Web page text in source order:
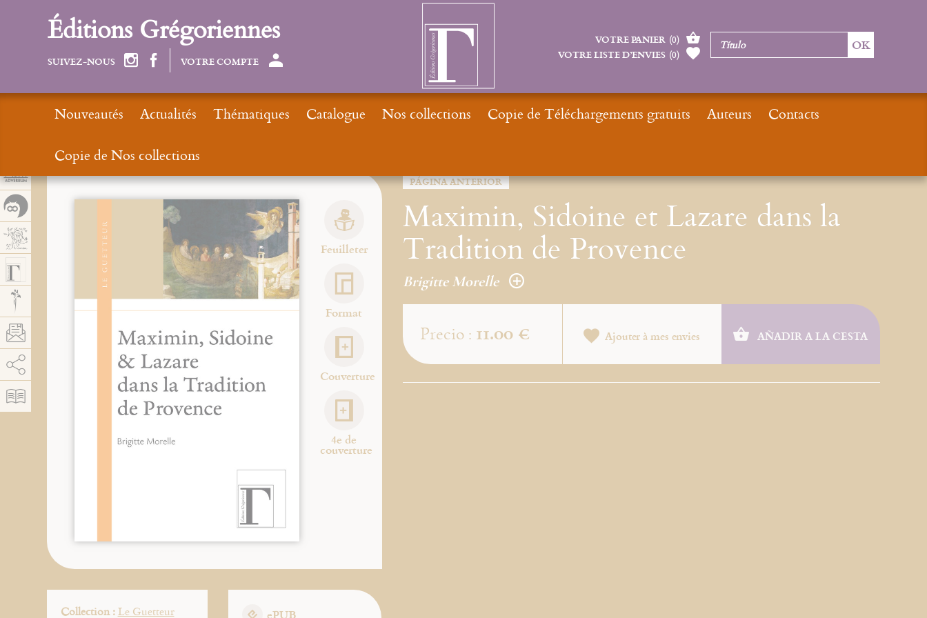
PÁGINA ANTERIOR
Maximin, Sidoine et Lazare dans la
Tradition de Provence
Brigitte Morelle
Feuilleter
Format
Couverture
4e de
couverture
Collection :Le Guetteur ePUB
Precio : 11.00 € Ajouter à mes envies AÑADIR A LA CESTA
Éditions Grégoriennes
SUIVEZ-NOUS VOTRE COMPTE
VOTRE PANIER (0)
VOTRE LISTE D’ENVIES (0)
Nouveautés Actualités Thématiques Catalogue Nos collections Copie de Téléchargements gratuits Auteurs
Contacts
Copie de Nos collections
AddThis está deshabilitado. Permitir
Panel de gestión de cookies